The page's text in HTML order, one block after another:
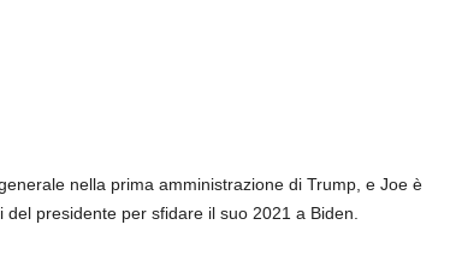
nella prima amministrazione di Trump, e Joe è
presidente per sfidare il suo 2021 a Biden.